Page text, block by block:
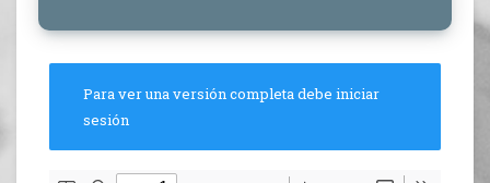
Para ver una versión completa debe iniciar
sesión